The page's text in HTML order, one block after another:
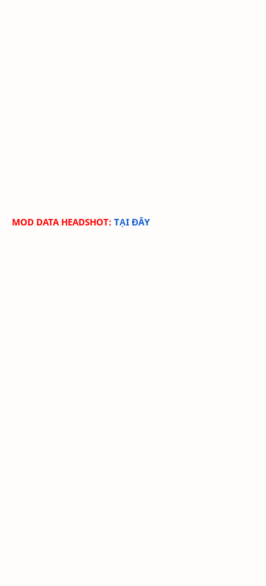
MOD DATA HEADSHOT: TẠI ĐÂY